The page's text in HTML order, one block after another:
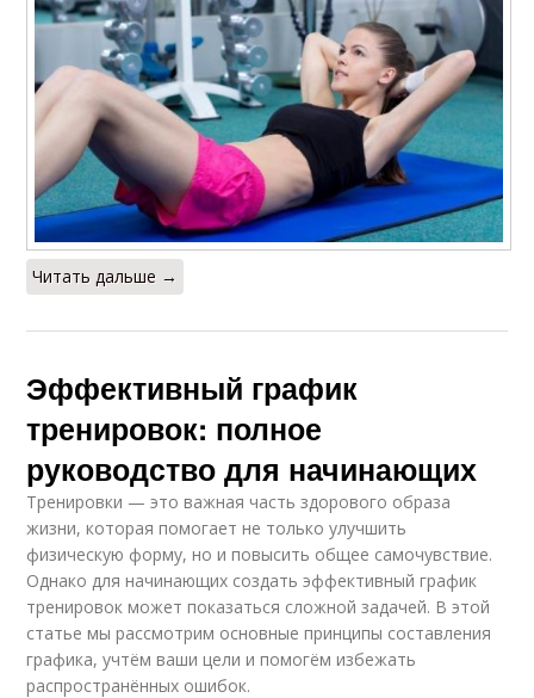
Читать дальше →
Эффективный график
тренировок: полное
руководство для начинающих
Тренировки — это важная часть здорового образа
жизни, которая помогает не только улучшить
физическую форму, но и повысить общее самочувствие.
Однако для начинающих создать эффективный график
тренировок может показаться сложной задачей. В этой
статье мы рассмотрим основные принципы составления
графика, учтём ваши цели и помогём избежать
распространённых ошибок.